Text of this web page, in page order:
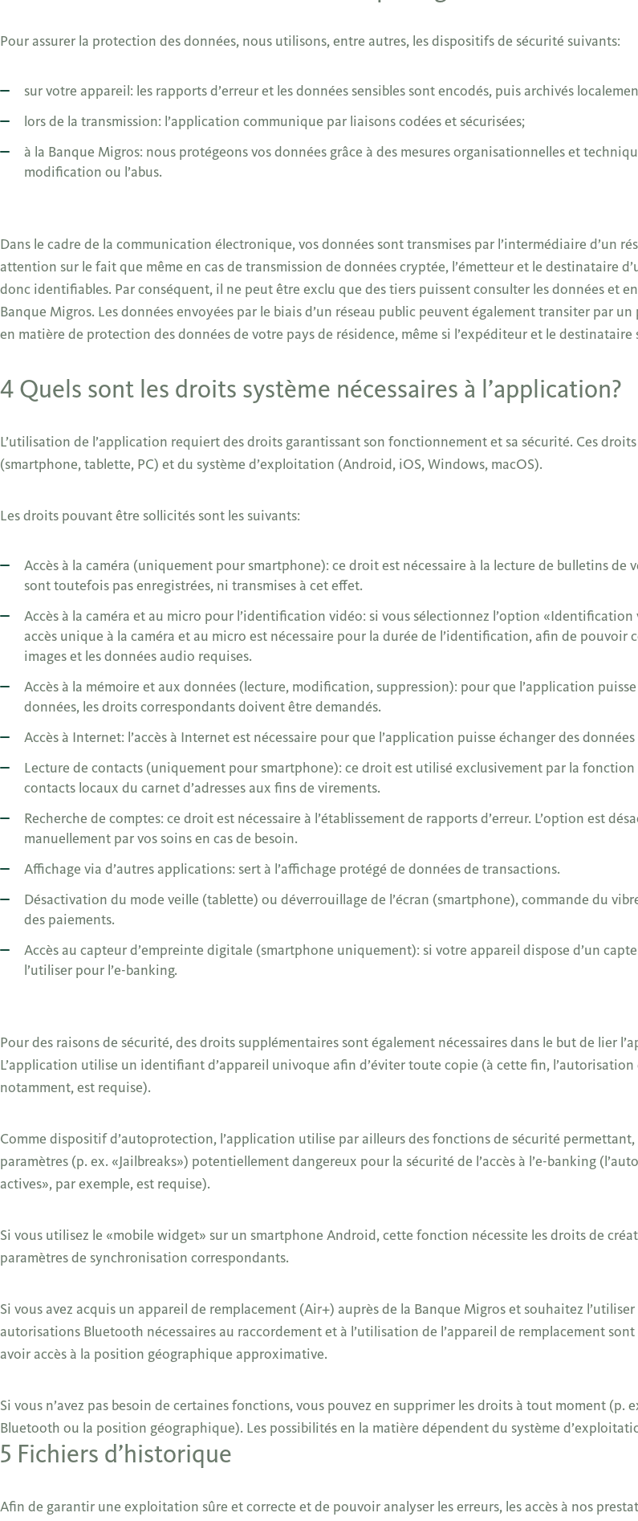
Pour assurer la protection des données, nous utilisons, entre autres, les dispositifs de sécurité suivants:
sur votre appareil: les rapports d’erreur et les données sensibles sont encodés, puis archivés
lors de la transmission: l’application communique par liaisons codées et sécurisées;
à la Banque Migros: nous protégeons vos données grâce à des mesures organisationnelles et
modification ou l’abus.
Dans le cadre de la communication électronique, vos données sont transmises par l’intermédiaire d’un
attention sur le fait que même en cas de transmission de données cryptée, l’émetteur et le destinataire
donc identifiables. Par conséquent, il ne peut être exclu que des tiers puissent consulter les données et
Banque Migros. Les données envoyées par le biais d’un réseau public peuvent également transiter par
en matière de protection des données de votre pays de résidence, même si l’expéditeur et le destinataire
4 Quels sont les droits système nécessaires à l’application?
L’utilisation de l’application requiert des droits garantissant son fonctionnement et sa sécurité. Ces
(smartphone, tablette, PC) et du système d’exploitation (Android, iOS, Windows, macOS).
Les droits pouvant être sollicités sont les suivants:
Accès à la caméra (uniquement pour smartphone): ce droit est nécessaire à la lecture de bulletins de
sont toutefois pas enregistrées, ni transmises à cet effet.
Accès à la caméra et au micro pour l’identification vidéo: si vous sélectionnez l’option
accès unique à la caméra et au micro est nécessaire pour la durée de l’identification, afin de pouvoir
images et les données audio requises.
Accès à la mémoire et aux données (lecture, modification, suppression): pour que l’application
données, les droits correspondants doivent être demandés.
Accès à Internet: l’accès à Internet est nécessaire pour que l’application puisse échanger des
Lecture de contacts (uniquement pour smartphone): ce droit est utilisé exclusivement par la
contacts locaux du carnet d’adresses aux fins de virements.
Recherche de comptes: ce droit est nécessaire à l’établissement de rapports d’erreur. L’option est
manuellement par vos soins en cas de besoin.
Affichage via d’autres applications: sert à l’affichage protégé de données de transactions.
Désactivation du mode veille (tablette) ou déverrouillage de l’écran (smartphone), commande du
des paiements.
Accès au capteur d’empreinte digitale (smartphone uniquement): si votre appareil dispose d’un
l’utiliser pour l’e-banking.
Pour des raisons de sécurité, des droits supplémentaires sont également nécessaires dans le but de lier
L’application utilise un identifiant d’appareil univoque afin d’éviter toute copie (à cette fin,
notamment, est requise).
Comme dispositif d’autoprotection, l’application utilise par ailleurs des fonctions de sécurité
paramètres (p. ex. «Jailbreaks») potentiellement dangereux pour la sécurité de l’accès à l’e-banking
actives», par exemple, est requise).
Si vous utilisez le «mobile widget» sur un smartphone Android, cette fonction nécessite les droits de
paramètres de synchronisation correspondants.
Si vous avez acquis un appareil de remplacement (Air+) auprès de la Banque Migros et souhaitez
autorisations Bluetooth nécessaires au raccordement et à l’utilisation de l’appareil de remplacement
avoir accès à la position géographique approximative.
Si vous n’avez pas besoin de certaines fonctions, vous pouvez en supprimer les droits à tout moment (p.
Bluetooth ou la position géographique). Les possibilités en la matière dépendent du système
5 Fichiers d’historique
Afin de garantir une exploitation sûre et correcte et de pouvoir analyser les erreurs, les accès à nos